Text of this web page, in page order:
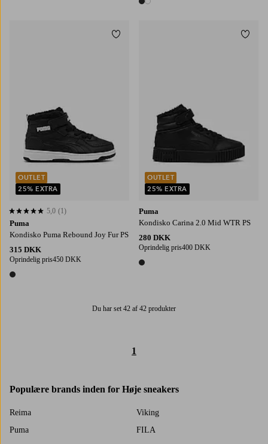
2 farver
Puma
Kondisko Puma Rebound Joy Fur PS
315 DKK
Oprindelig pris450 DKK
1 farve
5,0 baseret på 1 bedømmelser
5,0 (1)
OUTLET
25% EXTRA
Tilføj til favoritter
Puma
Kondisko Carina 2.0 Mid WTR PS
280 DKK
Oprindelig pris400 DKK
1 farve
OUTLET
25% EXTRA
Du har set 42 af 42 produkter
1
Populære brands inden for Høje sneakers
Reima
Viking
Puma
FILA